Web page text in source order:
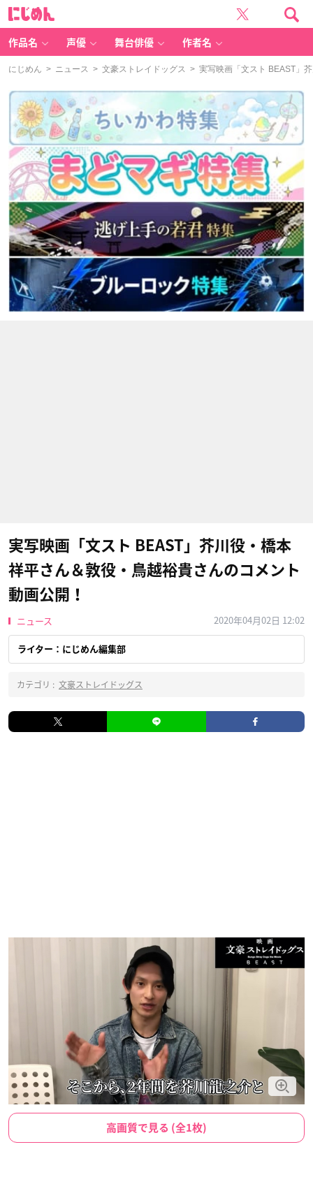
作品名 声優 舞台俳優 作者名
にじめん > ニュース > 文豪ストレイドッグス > 実写映画「文スト BEAST」
実写映画「文スト BEAST」芥川役・橋本
祥平さん＆敦役・鳥越裕貴さんのコメント
動画公開！
ニュース 2020年04月02日 12:02
ライター：にじめん編集部
カテゴリ : 文豪ストレイドッグス
高画質で見る (全1枚)